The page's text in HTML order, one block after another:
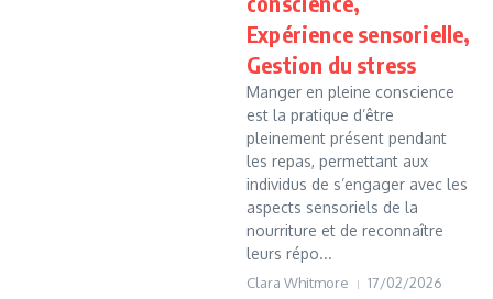
Expérience sensorielle,
Gestion du stress
Manger en pleine conscience
est la pratique d’être
pleinement présent pendant
les repas, permettant aux
individus de s’engager avec les
aspects sensoriels de la
nourriture et de reconnaître
leurs répo...
Clara Whitmore 17/02/2026